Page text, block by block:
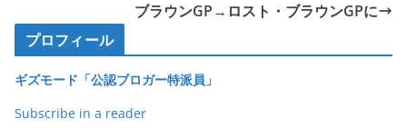
o
o
k
ブラウンGP→ロスト・ブラウンGPに
プロフィール
ギズモード「公認ブロガー特派員」
Subscribe in a reader